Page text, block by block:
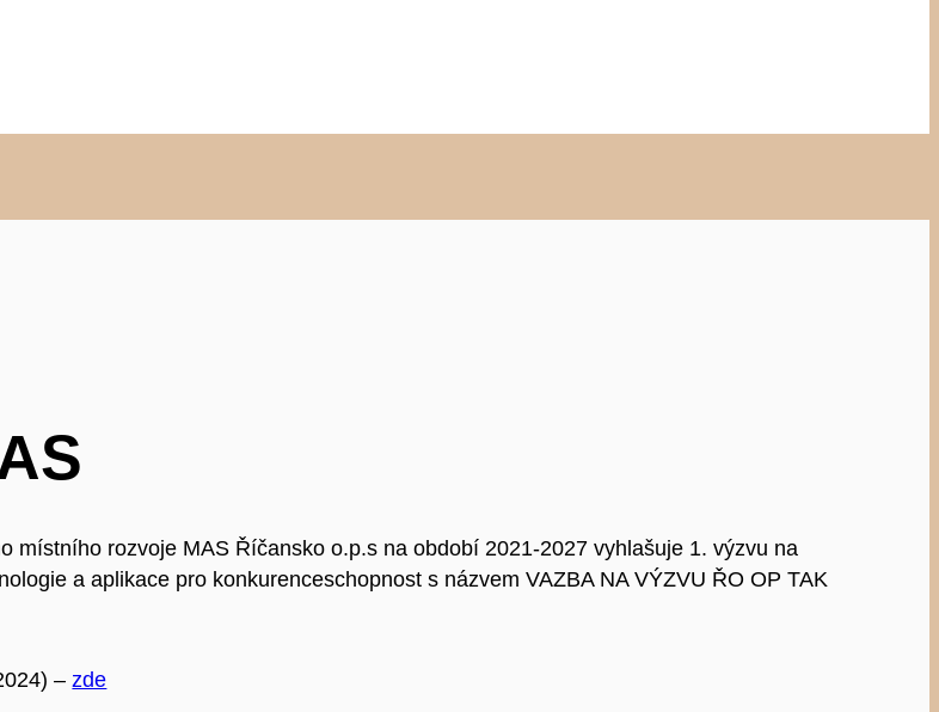
místního rozvoje MAS Říčansko o.p.s na období 2021-2027 vyhlašuje 1. výzvu na
a aplikace pro konkurenceschopnost s názvem VAZBA NA VÝZVU ŘO OP TAK
–zde